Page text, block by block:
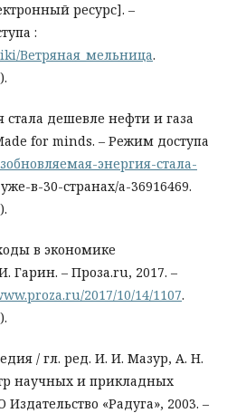
ресурс]. –
:
Ветряная_мельница.
стала дешевле нефти и газа
for minds. – Режим доступа
энергия-стала-
уже-в-30-странах/a-36916469.
в экономике
Гарин. – Проза.ru, 2017. –
2017/10/14/1107.
/ гл. ред. И. И. Мазур, А. Н.
научных и прикладных
«Радуга», 2003. –